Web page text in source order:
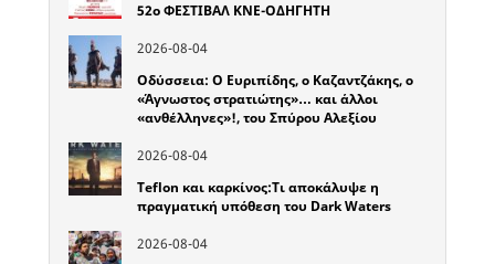
52o ΦΕΣΤΙΒΑΛ ΚΝΕ-ΟΔΗΓΗΤΗ
2026-08-04
Οδύσσεια: Ο Ευριπίδης, ο Καζαντζάκης, ο
«Άγνωστος στρατιώτης»… και άλλοι
«ανθέλληνες»!, του Σπύρου Αλεξίου
2026-08-04
Teflon και καρκίνος:Τι αποκάλυψε η
πραγματική υπόθεση του Dark Waters
2026-08-04